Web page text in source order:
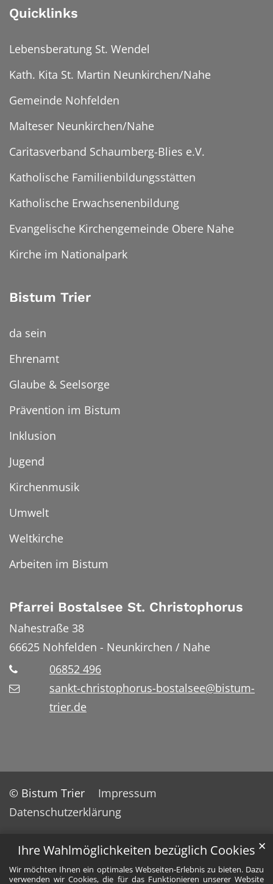
Ihre Wahlmöglichkeiten bezüglich Cookies
Wir möchten Ihnen ein optimales Webseiten-Erlebnis zu bieten. Dazu
verwenden wir Cookies, die für das Funktionieren unserer Website
✕
Quicklinks
Lebensberatung St. Wendel
Kath. Kita St. Martin Neunkirchen/Nahe
Gemeinde Nohfelden
Malteser Neunkirchen/Nahe
Caritasverband Schaumberg-Blies e.V.
Katholische Familienbildungsstätten
Katholische Erwachsenenbildung
Evangelische Kirchengemeinde Obere Nahe
Kirche im Nationalpark
Bistum Trier
da sein
Ehrenamt
Glaube & Seelsorge
Prävention im Bistum
Inklusion
Jugend
Kirchenmusik
Umwelt
Weltkirche
Arbeiten im Bistum
Pfarrei Bostalsee St. Christophorus
Nahestraße 38
66625 Nohfelden - Neunkirchen / Nahe
06852 496
sankt-christophorus-bostalsee@bistum-
trier.de
© Bistum Trier
Impressum
Datenschutzerklärung